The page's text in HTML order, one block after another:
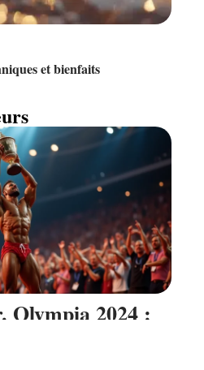
et bienfaits
Olympia 2024 :